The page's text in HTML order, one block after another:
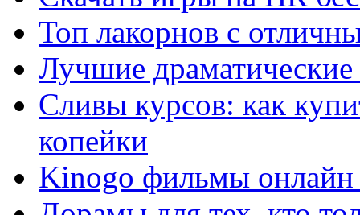
Топ лакорнов с
Лучшие
Сливы курсов: как
копейки
Kinogo фильмы онлайн